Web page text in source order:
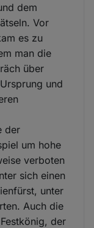
dem
Vor
es zu
man die
über
und
der
um hohe
verboten
sich einen
unter
Auch die
der